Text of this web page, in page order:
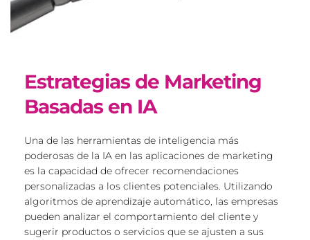
Estrategias de Marketing
Basadas en IA
Una de las herramientas de inteligencia más
poderosas de la IA en las aplicaciones de marketing
es la capacidad de ofrecer recomendaciones
personalizadas a los clientes potenciales. Utilizando
algoritmos de aprendizaje automático, las empresas
pueden analizar el comportamiento del cliente y
sugerir productos o servicios que se ajusten a sus